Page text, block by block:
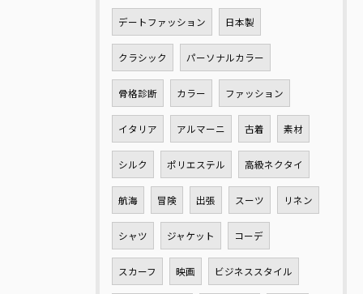
デートファッション 日本製
クラシック パーソナルカラー
骨格診断 カラー ファッション
イタリア アルマーニ 古着 素材
シルク ポリエステル 高級ネクタイ
航海 冒険 出張 スーツ リネン
シャツ ジャケット コーデ
スカーフ 映画 ビジネススタイル